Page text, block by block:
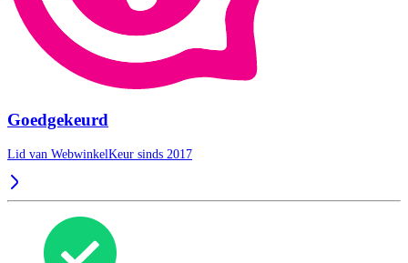
Goedgekeurd
Lid van WebwinkelKeur sinds 2017